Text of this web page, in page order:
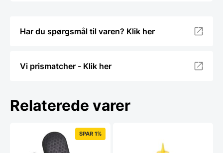
Har du spørgsmål til varen? Klik her
Vi prismatcher - Klik her
Relaterede varer
SPAR 1%